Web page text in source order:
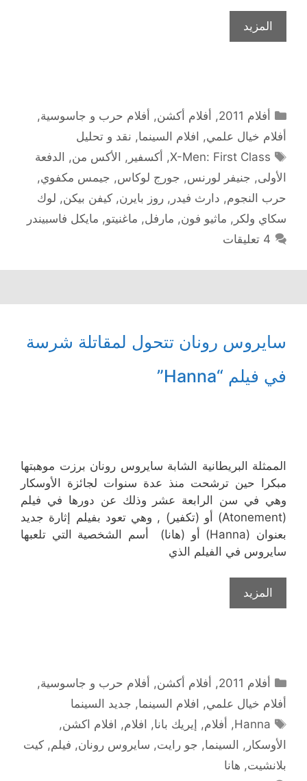
المزيد
التصنيفات
أفلام 2011 , أفلام أكشن, أفلام حرب و جاسوسية,
أفلام خيال علمي, افلام السينما, نقد و تحليل
الوسوم
X-Men: First Class
, أكسفير , الأكس من, الدفعة
الأولى, جنيفر لورنس, جورج لوكاس, جيمس مكفوي,
حرب النجوم, دارث فيدر , روز بايرن, كيفن بيكن, لوك
سكاي ولكر , ماثيو فون, مارفل, ماغنيتو, مايكل فاسبيندر
4 تعليقات
سايروس رونان تتحول لمقاتلة شرسة
في فيلم “Hanna”
الممثلة البريطانية الشابة سايروس رونان برزت موهبتها
مبكرا حين ترشحت منذ عدة سنوات لجائزة الأوسكار
وهي في سن الرابعة عشر وذلك عن دورها في فيلم
(Atonement) أو (تكفير) , وهي تعود بفيلم إثارة جديد
بعنوان (Hanna) أو (هانا) أسم الشخصية التي تلعبها
سايروس في الفيلم الذي
المزيد
التصنيفات
أفلام 2011 , أفلام أكشن, أفلام حرب و جاسوسية,
أفلام خيال علمي, افلام السينما, جديد السينما
الوسوم
Hanna
, أفلام, إيريك بانا, افلام, افلام اكشن,
الأوسكار , السينما, جو رايت, سايروس رونان, فيلم, كيت
بلانشيت, هانا